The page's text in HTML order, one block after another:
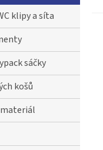
klipy a síta
sáčky
košů